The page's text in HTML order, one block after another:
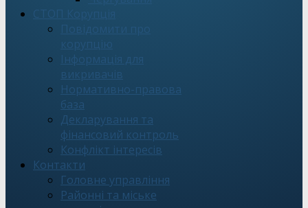
СТОП Корупція
Повідомити про
корупцію
Інформація для
викривачів
Нормативно-правова
база
Декларування та
фінансовий контроль
Конфлікт інтересів
Контакти
Головне управління
Районні та міське